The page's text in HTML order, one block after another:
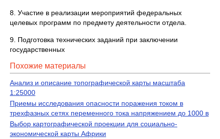
8. Участие в реализации мероприятий федеральных
целевых программ по предмету деятельности отдела.
9. Подготовка технических заданий при заключении
государственных
Похожие материалы
Анализ и описание топографической карты масштаба
1:25000
Приемы исследования опасности поражения током в
трехфазных сетях переменного тока напряжением до 1000 в
Выбор картографической проекции для социально-
экономической карты Африки